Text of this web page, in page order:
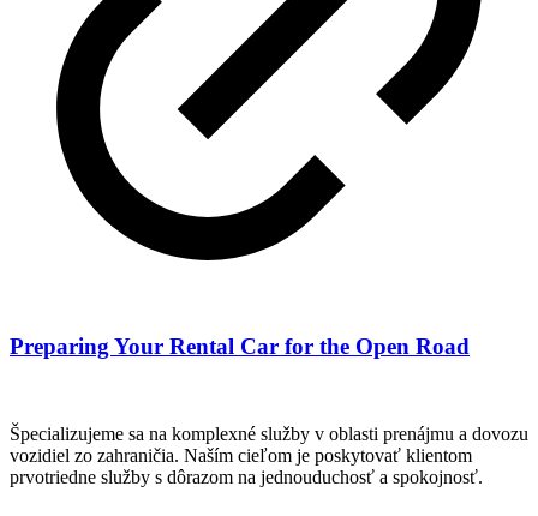
Preparing Your Rental Car for the Open Road
Špecializujeme sa na komplexné služby v oblasti prenájmu a dovozu
vozidiel zo zahraničia. Naším cieľom je poskytovať klientom
prvotriedne služby s dôrazom na jednouduchosť a spokojnosť.